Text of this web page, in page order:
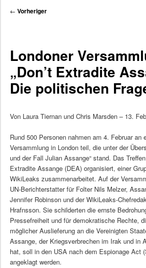
Beitragsnavigation
← Vorheriger
Londoner
„Don’t Extradite
Die politischen
Von Laura Tiernan und Chris Marsden – 13.
Rund 500 Personen nahmen am 4. Februar an
Versammlung in London teil, die unter der
und der Fall Julian Assange“ stand. Das
Extradite Assange (DEA) organisiert, einer
WikiLeaks zusammenarbeitet. Auf der
UN-Berichterstatter für Folter Nils Melzer,
Jennifer Robinson und der WikiLeaks-
Hrafnsson. Sie schilderten die ernste
Pressefreiheit und für demokratische Rechte,
möglicher Auslieferung an die Vereinigten
Assange, der Kriegsverbrechen im Irak und in
hat, soll in den USA nach dem Espionage Act
angeklagt werden.